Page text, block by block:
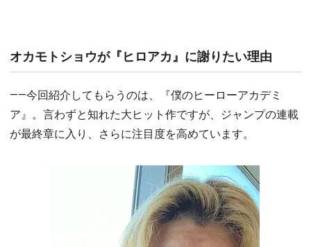
オカモトショウが『ヒロアカ』に謝りたい理由
――今回紹介してもらうのは、『僕のヒーローアカデミ
ア』。言わずと知れた大ヒット作ですが、ジャンプの連載
が最終章に入り、さらに注目度を高めています。